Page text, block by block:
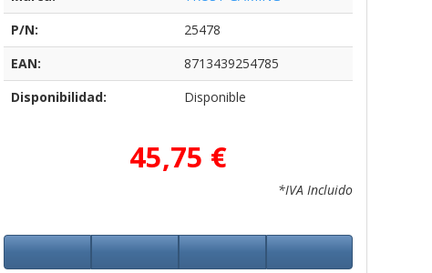
P/N:
25478
EAN:
8713439254785
Disponibilidad:
Disponible
45,75 €
*IVA Incluido